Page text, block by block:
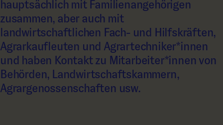
hauptsächlich mit Familienangehörigen
zusammen, aber auch mit
landwirtschaftlichen Fach- und Hilfskräften,
Agrarkaufleuten und Agrartechniker*innen
und haben Kontakt zu Mitarbeiter*innen von
Behörden, Landwirtschaftskammern,
Agrargenossenschaften usw.